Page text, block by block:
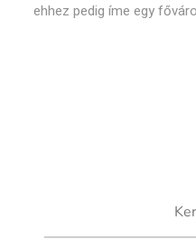
ehhez pedig íme egy